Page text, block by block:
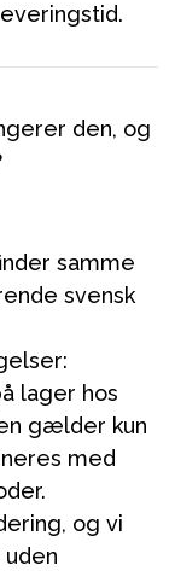
den, og
samme
svensk
lager hos
gælder kun
med
og vi